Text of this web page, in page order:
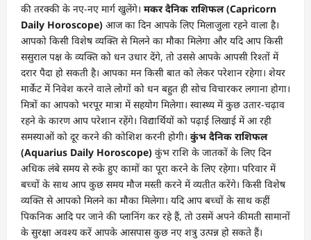
की तरक्की के नए-नए मार्ग खुलेंगे। मकर दैनिक राशिफल (Capricorn
Daily Horoscope) आज का दिन आपके लिए मिलाजुला रहने वाला है।
आपको किसी विशेष व्यक्ति से मिलने का मौका मिलेगा और यदि आप किसी
ससुराल पक्ष के व्यक्ति को धन उधार देंगे, तो उससे आपके आपसी रिश्तों में
दरार पैदा हो सकती है। आपका मन किसी बात को लेकर परेशान रहेगा। शेयर
मार्केट में निवेश करने वाले लोगों को धन बहुत ही सोच विचारकर लगाना होगा।
मित्रों का आपको भरपूर मात्रा में सहयोग मिलेगा। स्वास्थ्य में कुछ उतार-चढ़ाव
रहने के कारण आप परेशान रहेंगे। विद्यार्थियों को पढ़ाई लिखाई में आ रही
समस्याओं को दूर करने की कोशिश करनी होगी। कुंभ दैनिक राशिफल
(Aquarius Daily Horoscope) कुंभ राशि के जातकों के लिए दिन
अधिक लंबे समय से रुके हुए कामों का पूरा करने के लिए रहेगा। परिवार में
बच्चों के साथ आप कुछ समय मौज मस्ती करने में व्यतीत करेंगे। किसी विशेष
व्यक्ति से आपको मिलने का मौका मिलेगा। यदि आप बच्चों के साथ कहीं
पिकनिक आदि पर जाने की प्लानिंग कर रहे हैं, तो उसमें अपने कीमती सामानों
के सुरक्षा अवश्य करें आपके आसपास कुछ नए शत्रु उत्पन्न हो सकते हैं।